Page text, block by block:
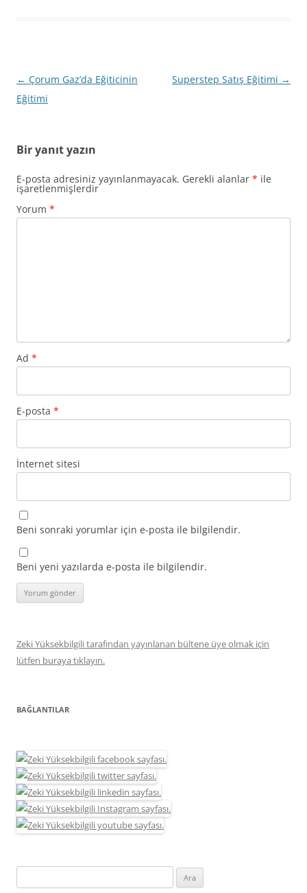
Yazı
dolaşımı
← Çorum Gaz’da Eğiticinin
Eğitimi
Superstep Satış Eğitimi →
Bir yanıt yazın
E-posta adresiniz yayınlanmayacak. Gerekli alanlar * ile
işaretlenmişlerdir
Yorum *
Ad *
E-posta *
İnternet sitesi
Beni sonraki yorumlar için e-posta ile bilgilendir.
Beni yeni yazılarda e-posta ile bilgilendir.
Zeki Yüksekbilgili tarafından yayınlanan bültene üye olmak için
lütfen buraya tıklayın.
BAĞLANTILAR